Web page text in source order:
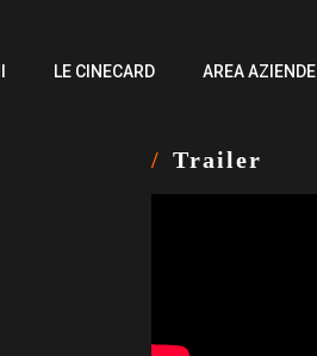
LE CINECARD AREA AZIENDE
Trailer